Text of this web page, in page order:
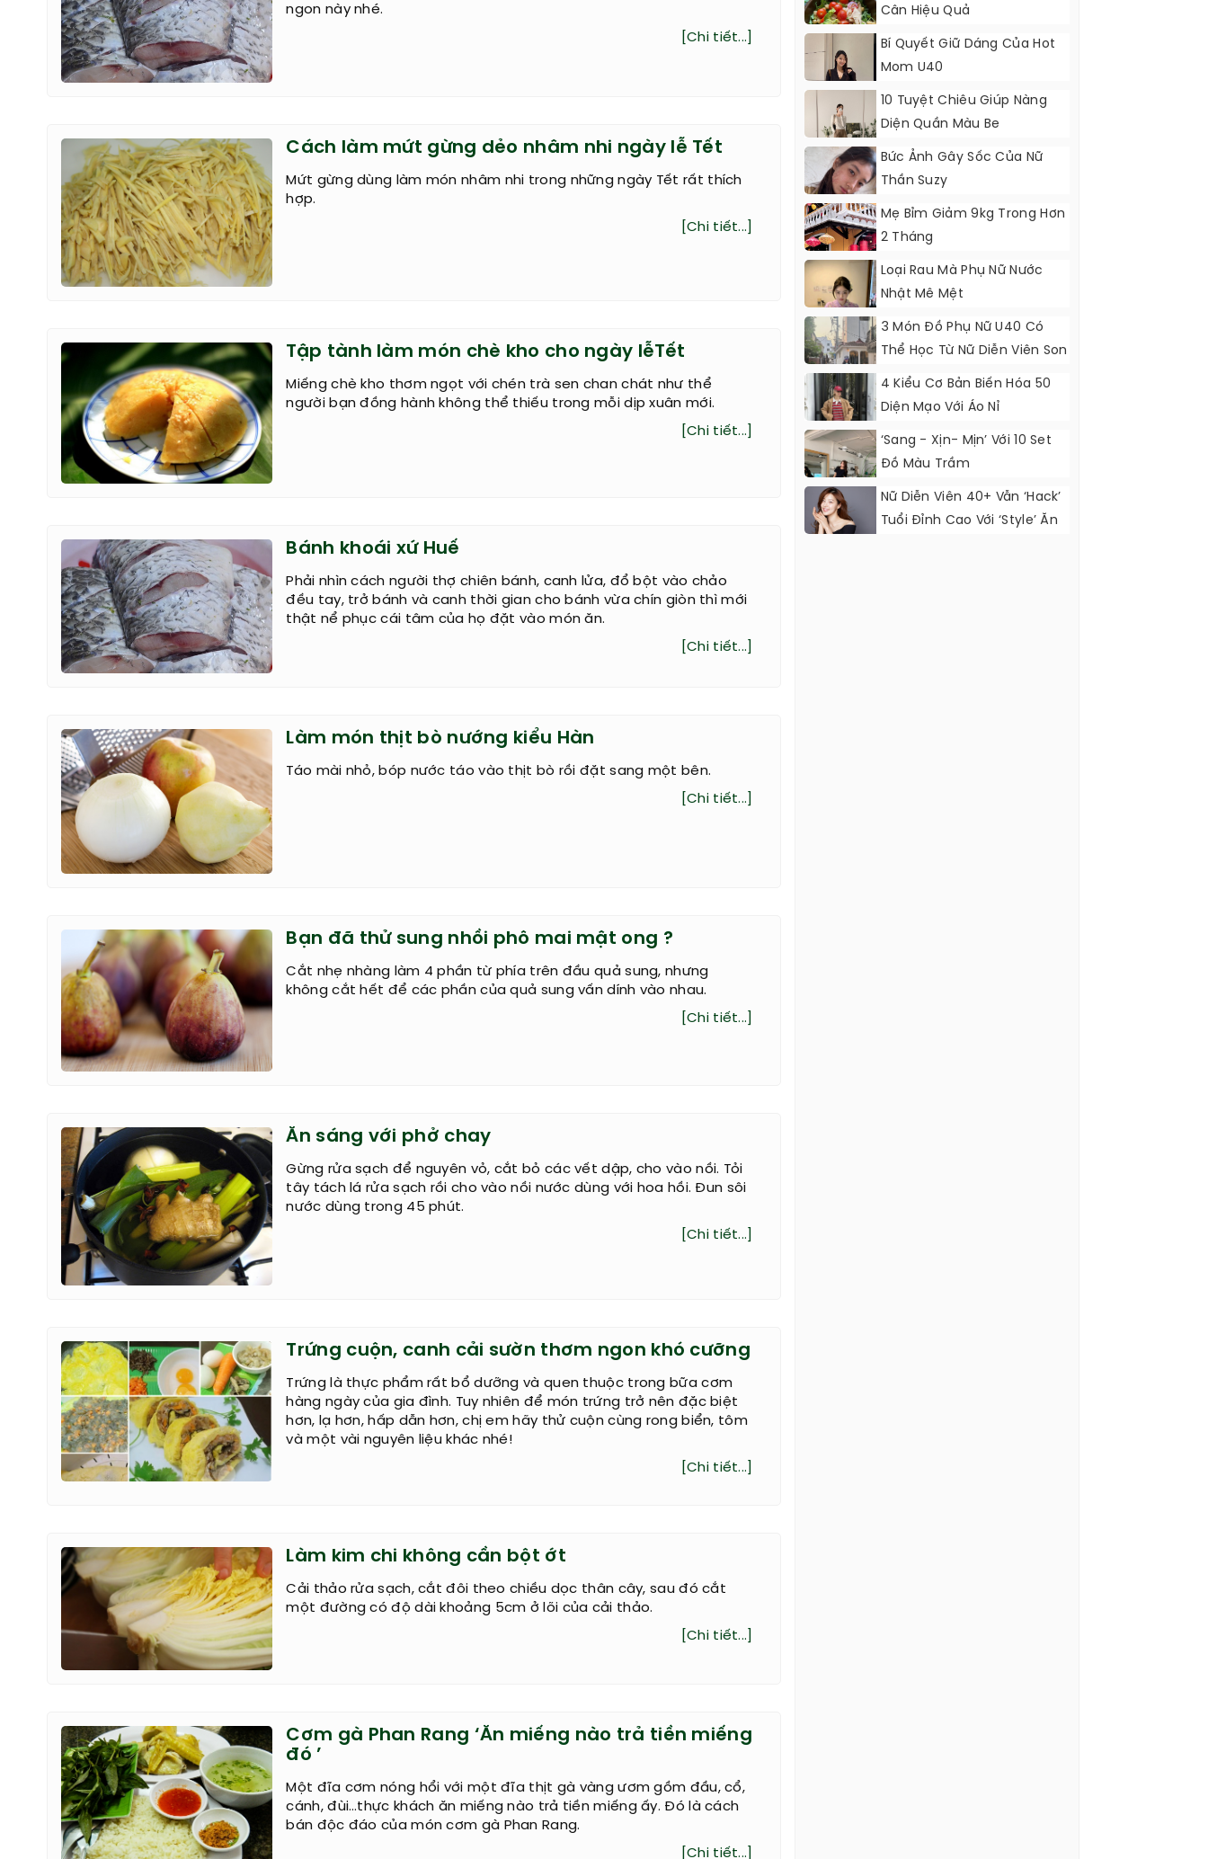
ngon này nhé.
[Chi tiết...]
Cách làm mứt gừng dẻo nhâm nhi ngày lễ Tết
Mứt gừng dùng làm món nhâm nhi trong những ngày Tết rất thích
hợp.
[Chi tiết...]
Tập tành làm món chè kho cho ngày lễTết
Miếng chè kho thơm ngọt với chén trà sen chan chát như thể
người bạn đồng hành không thể thiếu trong mỗi dịp xuân mới.
[Chi tiết...]
Bánh khoái xứ Huế
Phải nhìn cách người thợ chiên bánh, canh lửa, đổ bột vào chảo
đều tay, trở bánh và canh thời gian cho bánh vừa chín giòn thì mới
thật nể phục cái tâm của họ đặt vào món ăn.
[Chi tiết...]
Làm món thịt bò nướng kiểu Hàn
Táo mài nhỏ, bóp nước táo vào thịt bò rồi đặt sang một bên.
[Chi tiết...]
Bạn đã thử sung nhồi phô mai mật ong ?
Cắt nhẹ nhàng làm 4 phần từ phía trên đầu quả sung, nhưng
không cắt hết để các phần của quả sung vấn dính vào nhau.
[Chi tiết...]
Ăn sáng với phở chay
Gừng rửa sạch để nguyên vỏ, cắt bỏ các vết dập, cho vào nồi. Tỏi
tây tách lá rửa sạch rồi cho vào nồi nước dùng với hoa hồi. Đun sôi
nước dùng trong 45 phút.
[Chi tiết...]
Trứng cuộn, canh cải sườn thơm ngon khó cưỡng
Trứng là thực phẩm rất bổ dưỡng và quen thuộc trong bữa cơm
hàng ngày của gia đình. Tuy nhiên để món trứng trở nên đặc biệt
hơn, lạ hơn, hấp dẫn hơn, chị em hãy thử cuộn cùng rong biển, tôm
và một vài nguyên liệu khác nhé!
[Chi tiết...]
Làm kim chi không cần bột ớt
Cải thảo rửa sạch, cắt đôi theo chiều dọc thân cây, sau đó cắt
một đường có độ dài khoảng 5cm ở lõi của cải thảo.
[Chi tiết...]
Cơm gà Phan Rang ‘Ăn miếng nào trả tiền miếng
đó ’
Một đĩa cơm nóng hổi với một đĩa thịt gà vàng ươm gồm đầu, cổ,
cánh, đùi…thực khách ăn miếng nào trả tiền miếng ấy. Đó là cách
bán độc đáo của món cơm gà Phan Rang.
[Chi tiết...]
Cân Hiệu Quả
Bí Quyết Giữ Dáng Của Hot
Mom U40
10 Tuyệt Chiêu Giúp Nàng
Diện Quần Màu Be
Bức Ảnh Gây Sốc Của Nữ
Thần Suzy
Mẹ Bỉm Giảm 9kg Trong Hơn
2 Tháng
Loại Rau Mà Phụ Nữ Nước
Nhật Mê Mệt
3 Món Đồ Phụ Nữ U40 Có
Thể Học Từ Nữ Diễn Viên Son
Ye Jin
4 Kiểu Cơ Bản Biến Hóa 50
Diện Mạo Với Áo Nỉ
‘Sang - Xịn- Mịn’ Với 10 Set
Đồ Màu Trầm
Nữ Diễn Viên 40+ Vẫn ‘hack’
Tuổi Đỉnh Cao Với ‘style’ Ăn